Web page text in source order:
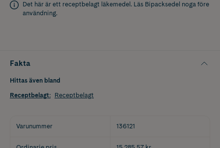
Det här är ett receptbelagt läkemedel. Läs Bipacksedel noga före
användning.
Fakta
Hittas även bland
Receptbelagt: Receptbelagt
Varunummer 136121